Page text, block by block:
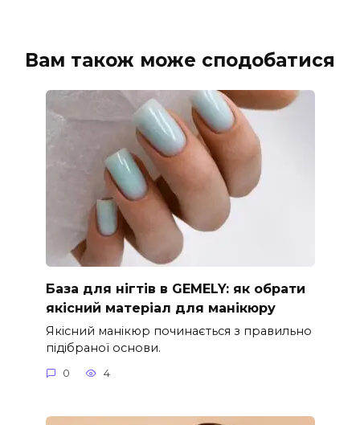
Вам також може сподобатися
База для нігтів в GEMELY: як обрати
якісний матеріал для манікюру
Якісний манікюр починається з правильно
підібраної основи.
0 4